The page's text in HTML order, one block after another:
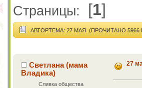
Страницы: [1]
АВТОРТЕМА: 27 МАЯ (ПРОЧИТАНО 5966
Светлана (мама
Владика)
Сливка общества
27